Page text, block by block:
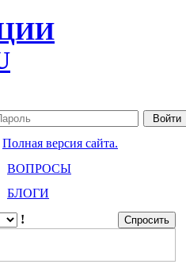
Полная версия сайта.
ВОПРОСЫ
БЛОГИ
!